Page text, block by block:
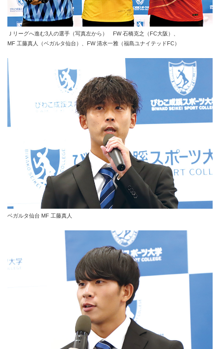
Ｊリーグへ進む3人の選手（写真左から） FW 石橋克之（FC大阪）、
MF 工藤真人（ベガルタ仙台）、FW 清水一雅（福島ユナイテッドFC）
ベガルタ仙台 MF 工藤真人